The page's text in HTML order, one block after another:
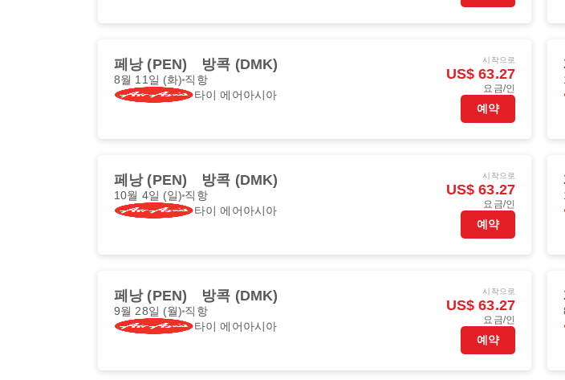
페낭 (PEN) 방콕 (DMK)
8월 11일 (화) 직항
타이 에어아시아
시작으로
US$ 63.27
요금/인
예약
페낭 (PEN) 방콕 (DMK)
10월 4일 (일) 직항
타이 에어아시아
시작으로
US$ 63.27
요금/인
예약
페낭 (PEN) 방콕 (DMK)
9월 28일 (월) 직항
타이 에어아시아
시작으로
US$ 63.27
요금/인
예약